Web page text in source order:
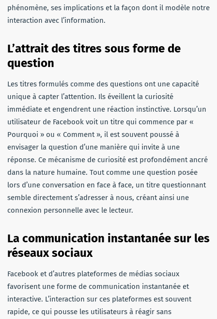
phénomène, ses implications et la façon dont il modèle notre
interaction avec l’information.
L’attrait des titres sous forme de
question
Les titres formulés comme des questions ont une capacité
unique à capter l’attention. Ils éveillent la curiosité
immédiate et engendrent une réaction instinctive. Lorsqu’un
utilisateur de Facebook voit un titre qui commence par «
Pourquoi » ou « Comment », il est souvent poussé à
envisager la question d’une manière qui invite à une
réponse. Ce mécanisme de curiosité est profondément ancré
dans la nature humaine. Tout comme une question posée
lors d’une conversation en face à face, un titre questionnant
semble directement s’adresser à nous, créant ainsi une
connexion personnelle avec le lecteur.
La communication instantanée sur les
réseaux sociaux
Facebook et d’autres plateformes de médias sociaux
favorisent une forme de communication instantanée et
interactive. L’interaction sur ces plateformes est souvent
rapide, ce qui pousse les utilisateurs à réagir sans